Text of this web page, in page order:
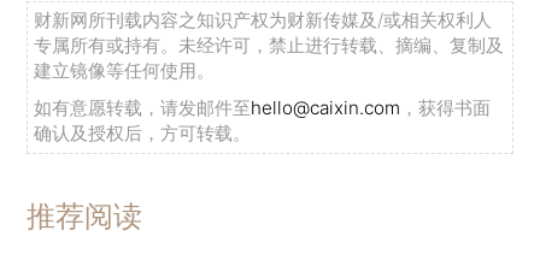
财新网所刊载内容之知识产权为财新传媒及/或相关权利人
专属所有或持有。未经许可，禁止进行转载、摘编、复制及
建立镜像等任何使用。
如有意愿转载，请发邮件至hello@caixin.com ，获得书面
确认及授权后，方可转载。
推荐阅读